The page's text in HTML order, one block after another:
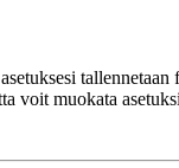
voit muokata